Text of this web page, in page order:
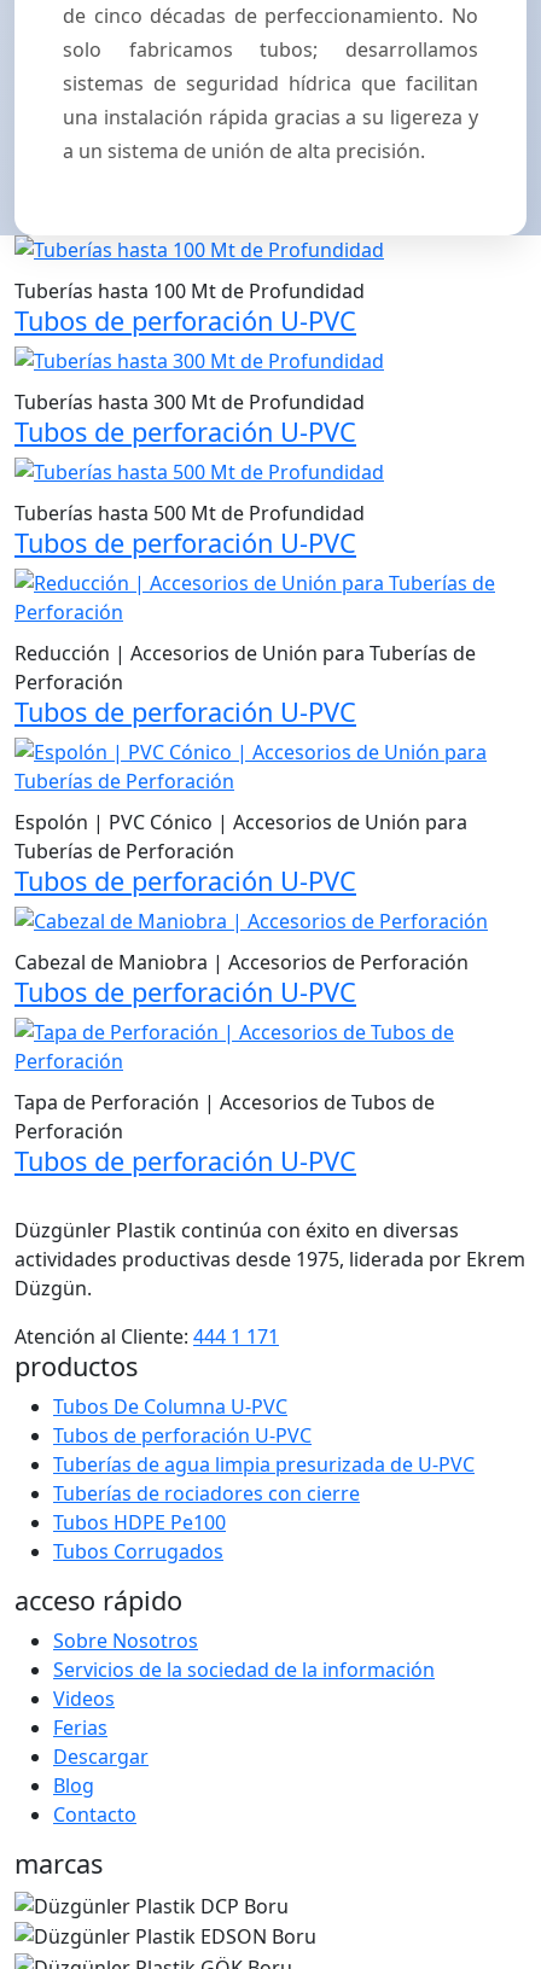
de cinco décadas de perfeccionamiento. No
solo fabricamos tubos; desarrollamos
sistemas de seguridad hídrica que facilitan
una instalación rápida gracias a su ligereza y
a un sistema de unión de alta precisión.
Tuberías hasta 100 Mt de Profundidad
Tubos de perforación U-PVC
Tuberías hasta 300 Mt de Profundidad
Tubos de perforación U-PVC
Tuberías hasta 500 Mt de Profundidad
Tubos de perforación U-PVC
Reducción | Accesorios de Unión para Tuberías de
Perforación
Tubos de perforación U-PVC
Espolón | PVC Cónico | Accesorios de Unión para
Tuberías de Perforación
Tubos de perforación U-PVC
Cabezal de Maniobra | Accesorios de Perforación
Tubos de perforación U-PVC
Tapa de Perforación | Accesorios de Tubos de
Perforación
Tubos de perforación U-PVC
Düzgünler Plastik continúa con éxito en diversas
actividades productivas desde 1975, liderada por Ekrem
Düzgün.
Atención al Cliente: 444 1 171
productos
Tubos De Columna U-PVC
Tubos de perforación U-PVC
Tuberías de agua limpia presurizada de U-PVC
Tuberías de rociadores con cierre
Tubos HDPE Pe100
Tubos Corrugados
acceso rápido
Sobre Nosotros
Servicios de la sociedad de la información
Videos
Ferias
Descargar
Blog
Contacto
marcas